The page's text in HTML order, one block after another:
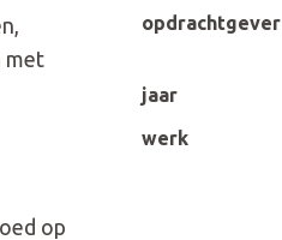
met
op
opdrachtgever
jaar
werk